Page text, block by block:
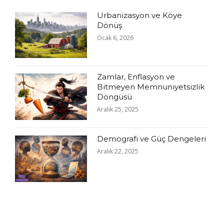
Urbanizasyon ve Köye
Dönüş
Ocak 6, 2026
Zamlar, Enflasyon ve
Bitmeyen Memnuniyetsizlik
Döngüsü
Aralık 25, 2025
Demografi ve Güç Dengeleri
Aralık 22, 2025